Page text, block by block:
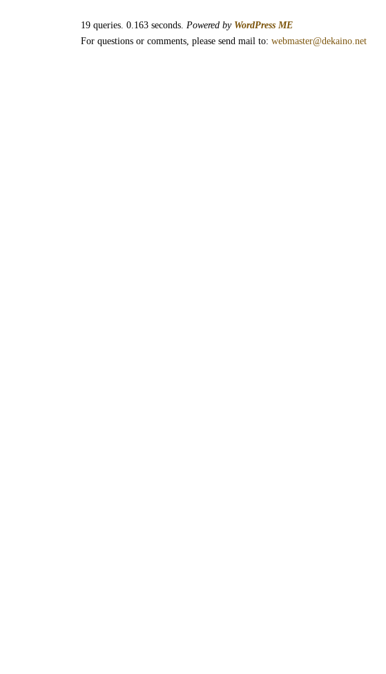
19 queries. 0.163 seconds. Powered by WordPress ME
For questions or comments, please send mail to: webmaster@dekaino.net